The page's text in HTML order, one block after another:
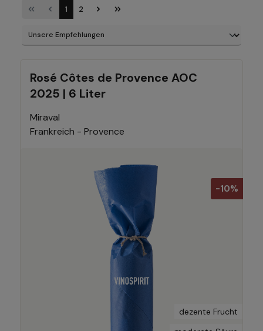
1 2
Rosé Côtes de Provence AOC
2025 | 6 Liter
Miraval
Frankreich - Provence
-10%
dezente Frucht